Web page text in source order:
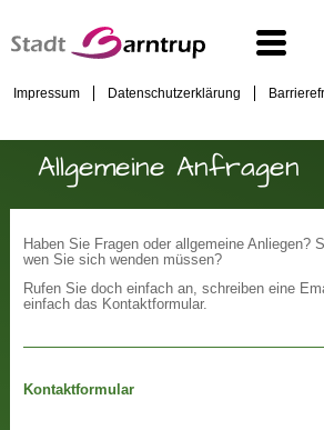
Impressum Datenschutzerklärung
Allgemeine Anfragen
Haben Sie Fragen oder allgemeine Anliegen?
wen Sie sich wenden müssen?
Rufen Sie doch einfach an, schreiben eine
einfach das Kontaktformular.
Kontaktformular